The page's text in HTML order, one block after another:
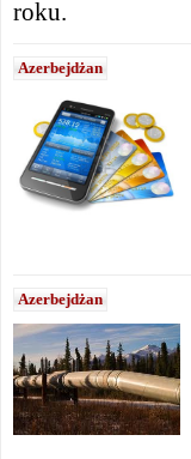
roku.
Azerbejdżan
Azerbejdżan